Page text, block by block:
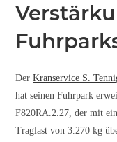
DerKranservice S.
hat seinen Fuhrpark
F820RA.2.27, der mit
Traglast von 3.270 kg